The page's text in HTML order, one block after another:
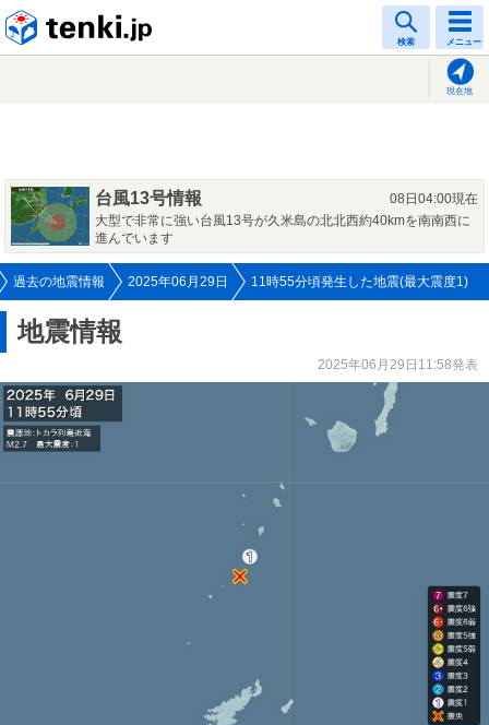
検索 メニュー
現在地
台風13号情報
08日04:00現在
大型で非常に強い台風13号が久米島の北北西約40kmを南南西に
進んでいます
過去の地震情報 2025年06月29日 11時55分頃発生した地震(最大震度1)
地震情報
2025年06月29日11:58発表